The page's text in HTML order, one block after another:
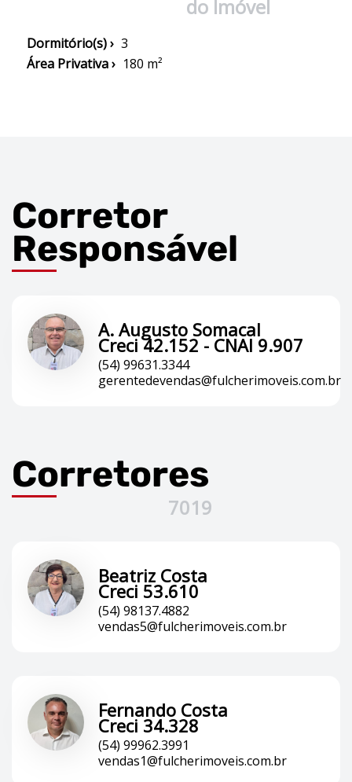
do Imóvel
Dormitório(s) › 3
Área Privativa › 180 m²
Corretor
Responsável
A. Augusto Somacal
Creci 42.152 - CNAI 9.907
(54) 99631.3344
gerentedevendas@fulcherimoveis.com.br
Corretores
7019
Beatriz Costa
Creci 53.610
(54) 98137.4882
vendas5@fulcherimoveis.com.br
Fernando Costa
Creci 34.328
(54) 99962.3991
vendas1@fulcherimoveis.com.br